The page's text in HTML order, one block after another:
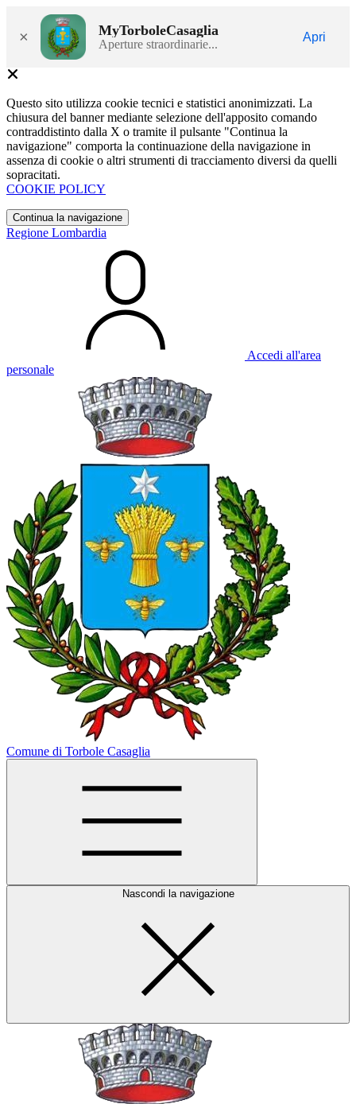
× MyTorboleCasaglia
Aperture straordinarie...
Apri
Questo sito utilizza cookie tecnici e statistici anonimizzati. La
chiusura del banner mediante selezione dell'apposito comando
contraddistinto dalla X o tramite il pulsante "Continua la
navigazione" comporta la continuazione della navigazione in
assenza di cookie o altri strumenti di tracciamento diversi da quelli
sopracitati.
COOKIE POLICY
Continua la navigazione
Regione Lombardia
Accedi all'area
personale
Comune di Torbole Casaglia
Nascondi la navigazione